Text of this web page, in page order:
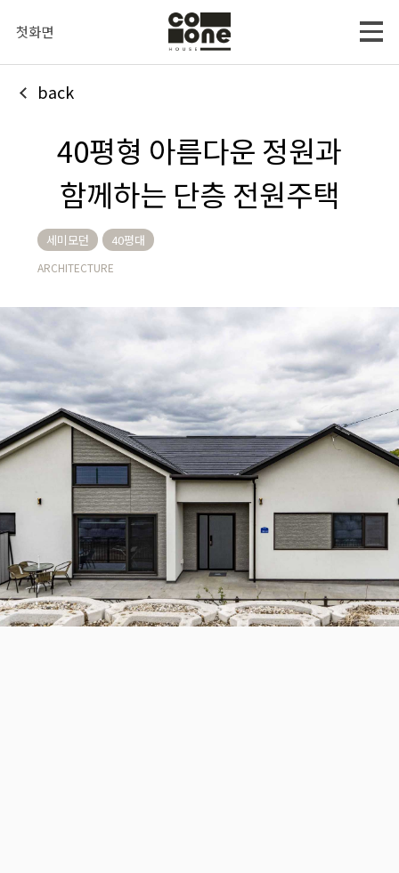
첫화면
back
40평형 아름다운 정원과
함께하는 단층 전원주택
세미모던 40평대
ARCHITECTURE